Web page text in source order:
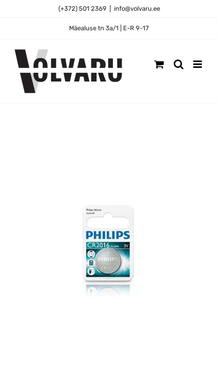
(+372) 501 2369 info@volvaru.ee
Mäealuse tn 3a/1 | E-R 9-17